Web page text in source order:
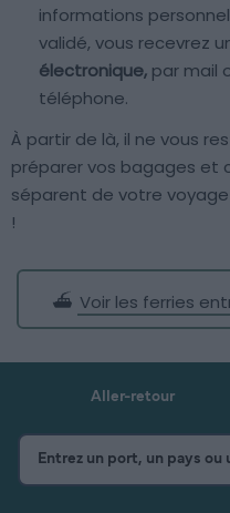
informations
validé, vous recevrez
électronique, par mail
téléphone.
À partir de là, il ne vous
préparer vos bagages et
séparent de votre
!
⛴️ Voir les ferries